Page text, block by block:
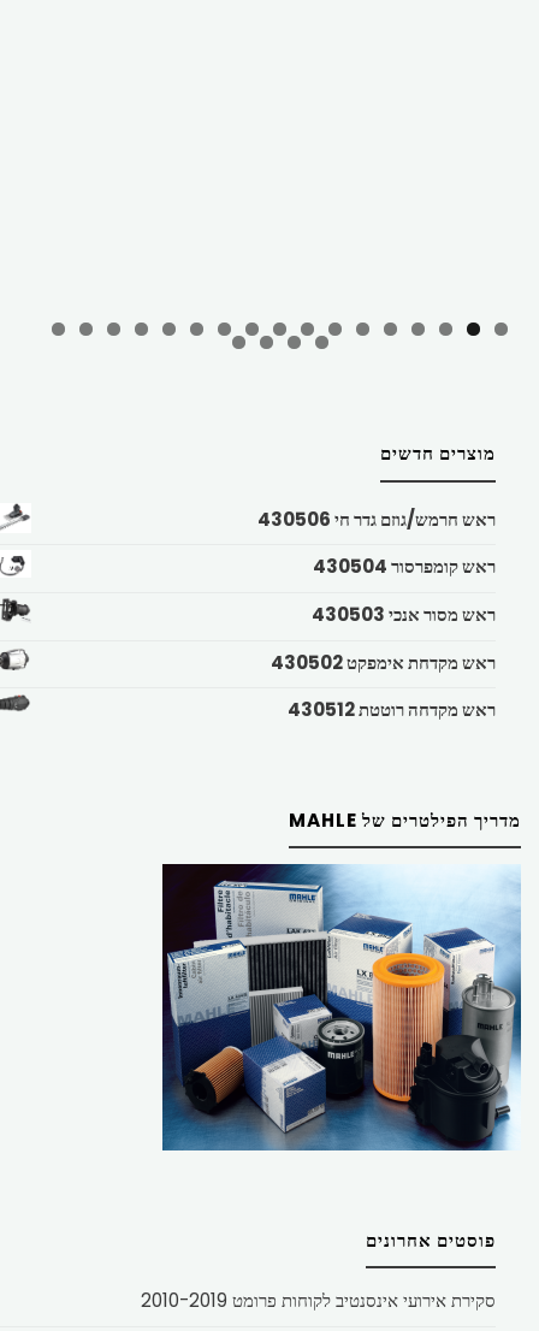
מוצרים חדשים
ראש חרמש/גוזם גדר חי 430506
ראש קומפרסור 430504
ראש מסור אנכי 430503
ראש מקדחת אימפקט 430502
ראש מקדחה רוטטת 430512
מדריך הפילטרים של MAHLE
פוסטים אחרונים
סקירת אירועי אינסנטיב לקוחות פרומט 2010-2019